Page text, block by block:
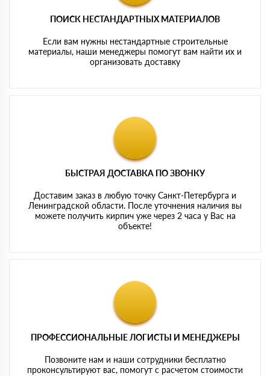
ПОИСК НЕСТАНДАРТНЫХ МАТЕРИАЛОВ
Если вам нужны нестандартные строительные
материалы, наши менеджеры помогут вам найти их и
организовать доставку
БЫСТРАЯ ДОСТАВКА ПО ЗВОНКУ
Доставим заказ в любую точку Санкт-Петербурга и
Ленинградской области. После уточнения наличия вы
можете получить кирпич уже через 2 часа у Вас на
объекте!
ПРОФЕССИОНАЛЬНЫЕ ЛОГИСТЫ И МЕНЕДЖЕРЫ
Позвоните нам и наши сотрудники бесплатно
проконсультируют вас, помогут с расчетом стоимости